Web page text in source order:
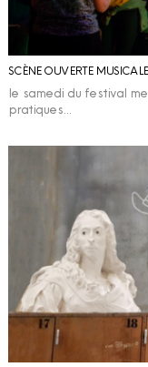
SCÈNE OUVERTE MUSICALE
le samedi du festival
pratiques…